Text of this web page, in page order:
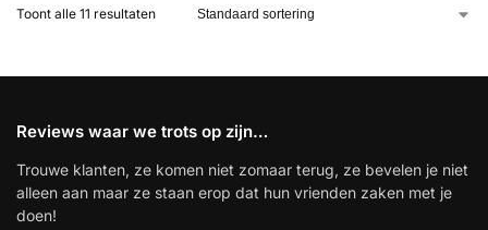
Toont alle 11 resultaten
Reviews waar we trots op zijn…
Trouwe klanten, ze komen niet zomaar terug, ze bevelen je niet
alleen aan maar ze staan erop dat hun vrienden zaken met je
doen!